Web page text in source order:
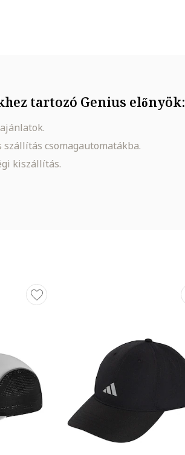
tartozó Genius előnyök:
szállítás csomagautomatákba.
kiszállítás.